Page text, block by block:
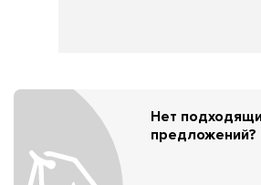
Нет
предложений?